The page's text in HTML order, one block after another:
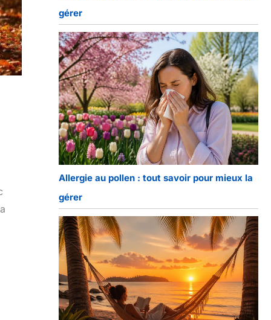
gérer
Allergie au pollen : tout savoir pour mieux la
gérer